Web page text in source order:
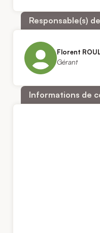
Responsable(s)
Florent
Gérant
Informations de